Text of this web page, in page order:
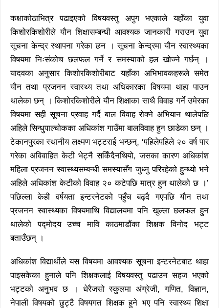
कक्षाकोठाभित्र पढाइएको विषयवस्तु अपुग भएकाले यहाँका युवा
किशोरकिशोरीले यौन शिक्षासम्बन्धी आवश्यक जानकारी गराउन युवा
सूचना केन्द्र स्थापना गरेका छन । सूचना केन्द्रमा यौन स्वास्थ्यका
विषयमा निःसंकोच छलफल गर्ने र समस्याको हल खोज्ने गर्छन् ।
यादवका अनुसार किशोरकिशोरीबाट यहाँका अभिभावकहरूले समेत
यौन तथा प्रजनन स्वास्थ्य तथा अधिकारका विषयमा थाहा पाउन
थालेका छन् । किशोरकिशोरीले यौन शिक्षाका साथै विवाह गर्ने उमेरका
विषयमा सही सूचना प्रवाह गर्दै बाल विवाह रोक्ने अभियान थालेपछि
अहिले सिन्धुपाल्चोकका अधिकांश गाउँमा बालविवाह हुन छाडेका छन् ।
टेकानपुरका स्थानीय लक्ष्मण भट्टराई भन्छन्, ‘पहिलेपहिले २० वर्ष पार
गरेका अविवाहित केटी भेट्नै सकिँदैनथियो, जसका कारण अधिकांश
महिला प्रजनन स्वास्थ्यसम्बन्धी समस्यासँग जुध्नु परिरहेको हुन्थ्यो भने
अहिले अधिकांश केटीको विवाह २० कटेपछि मात्र हुन थालेको छ ।’
पछिल्ला केही वर्षयता इन्टरनेटको पहुँच बढ्दै गएपछि यौन तथा
प्रजनन स्वास्थ्यका विषयमाथि विद्यालयमा पनि खुल्ला छलफल हुन
थालेको पद्मोदय उच्च मावि काठमाडौंका शिक्षक विनोद भट्ट
बताउँछन् ।
अधिकांश विद्यार्थीले यस विषयमा आवश्यक सूचना इन्टरनेटबाट थाहा
पाइसकेका हुनाले पनि शिक्षकलाई विषयवस्तु पढाउन सहज भएको
भट्टको अनुभव छ । धेरैजसो स्कुलमा अंग्रेजी, गणित, विज्ञान,
नेपाली विषयको छुट्टै विषयगत शिक्षक हुने भए पनि स्वास्थ्य शिक्षा